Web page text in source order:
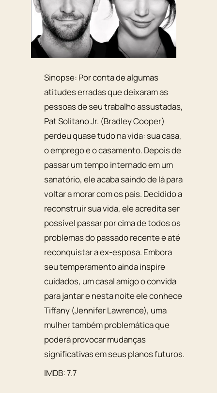
Sinopse: Por conta de algumas
atitudes erradas que deixaram as
pessoas de seu trabalho assustadas,
Pat Solitano Jr. (Bradley Cooper)
perdeu quase tudo na vida: sua casa,
o emprego e o casamento. Depois de
passar um tempo internado em um
sanatório, ele acaba saindo de lá para
voltar a morar com os pais. Decidido a
reconstruir sua vida, ele acredita ser
possível passar por cima de todos os
problemas do passado recente e até
reconquistar a ex-esposa. Embora
seu temperamento ainda inspire
cuidados, um casal amigo o convida
para jantar e nesta noite ele conhece
Tiffany (Jennifer Lawrence), uma
mulher também problemática que
poderá provocar mudanças
significativas em seus planos futuros.
IMDB: 7.7